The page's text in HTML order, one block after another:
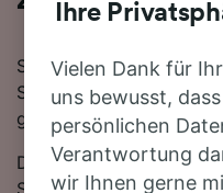
Sie wollen mit dem Zug
Schiphol Flughafen
genau richtig!
Die Fahrtzeit beträgt
Stunden 4 Minuten. Auf
Ihre
Vielen Dank für
uns bewusst,
persönlichen
Verantwortung
wir Ihnen gerne